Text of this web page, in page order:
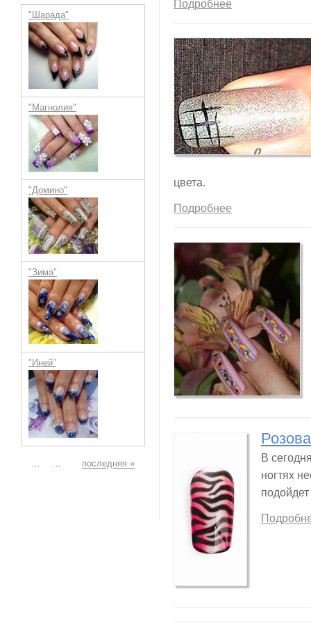
"Шарада"
"Магнолия"
"Домино"
"Зима"
"Иней"
Страницы
… … последняя »
Подробнее
цвета.
Подробнее
В
ногтях